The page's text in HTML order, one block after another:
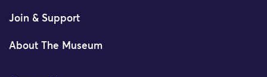
Join & Support
About The Museum